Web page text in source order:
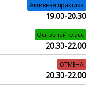
Активная практика
19.00-20.30
Основной класс
20.30-22.00
ОТМЕНА
20.30-22.00